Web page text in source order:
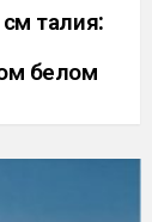
талия:
белом